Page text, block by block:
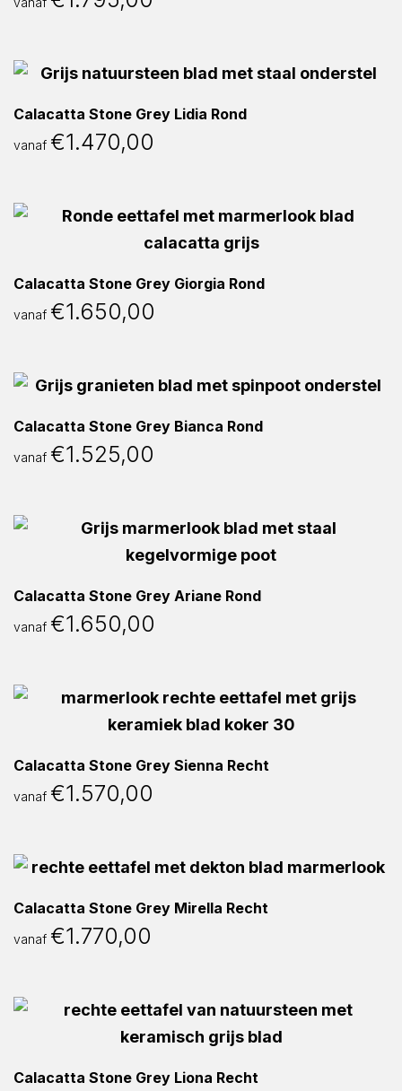
Calacatta Stone Grey Lidia Rond
vanaf €1.470,00
Calacatta Stone Grey Giorgia Rond
vanaf €1.650,00
Calacatta Stone Grey Bianca Rond
vanaf €1.525,00
Calacatta Stone Grey Ariane Rond
vanaf €1.650,00
Calacatta Stone Grey Sienna Recht
vanaf €1.570,00
Calacatta Stone Grey Mirella Recht
vanaf €1.770,00
Calacatta Stone Grey Liona Recht